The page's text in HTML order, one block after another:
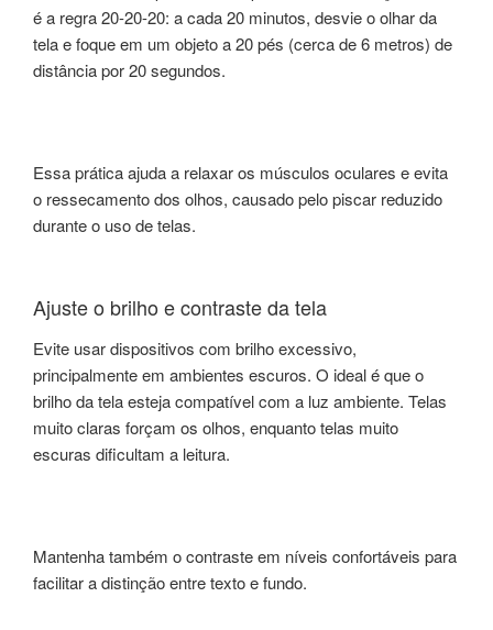
é a regra 20-20-20: a cada 20 minutos, desvie o olhar da
tela e foque em um objeto a 20 pés (cerca de 6 metros) de
distância por 20 segundos.
Essa prática ajuda a relaxar os músculos oculares e evita
o ressecamento dos olhos, causado pelo piscar reduzido
durante o uso de telas.
Ajuste o brilho e contraste da tela
Evite usar dispositivos com brilho excessivo,
principalmente em ambientes escuros. O ideal é que o
brilho da tela esteja compatível com a luz ambiente. Telas
muito claras forçam os olhos, enquanto telas muito
escuras dificultam a leitura.
Mantenha também o contraste em níveis confortáveis para
facilitar a distinção entre texto e fundo.